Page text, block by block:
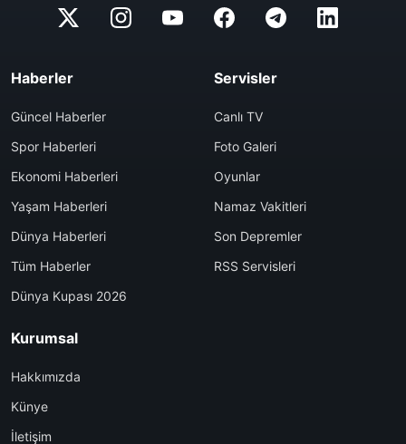
Haberler
Güncel Haberler
Spor Haberleri
Ekonomi Haberleri
Yaşam Haberleri
Dünya Haberleri
Tüm Haberler
Dünya Kupası 2026
Servisler
Canlı TV
Foto Galeri
Oyunlar
Namaz Vakitleri
Son Depremler
RSS Servisleri
Kurumsal
Hakkımızda
Künye
İletişim